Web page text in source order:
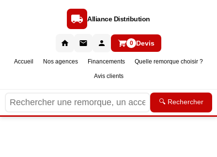
Alliance Distribution
Accueil Nos agences Financements Quelle remorque choisir ?
Avis clients
0 Devis
🔍 Rechercher